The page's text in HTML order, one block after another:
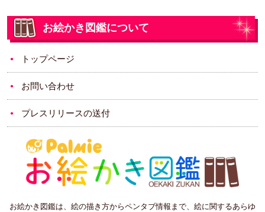
お絵かき図鑑について
トップページ
お問い合わせ
プレスリリースの送付
お絵かき図鑑は、絵の描き方からペンタブ情報まで、絵に関するあらゆ